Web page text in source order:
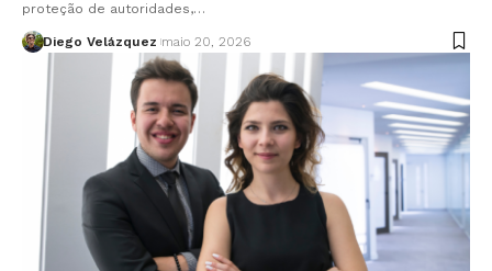
proteção de autoridades,…
Diego Velázquez maio 20, 2026